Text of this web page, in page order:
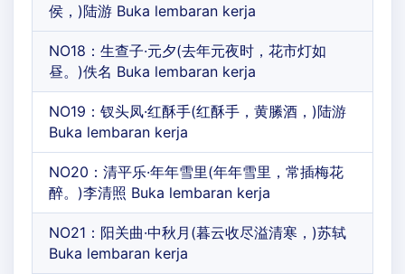
侯，)陆游 Buka lembaran kerja
NO18：生查子·元夕(去年元夜时，花市灯如
昼。)佚名 Buka lembaran kerja
NO19：钗头凤·红酥手(红酥手，黄縢酒，)陆游
Buka lembaran kerja
NO20：清平乐·年年雪里(年年雪里，常插梅花
醉。)李清照 Buka lembaran kerja
NO21：阳关曲·中秋月(暮云收尽溢清寒，)苏轼
Buka lembaran kerja